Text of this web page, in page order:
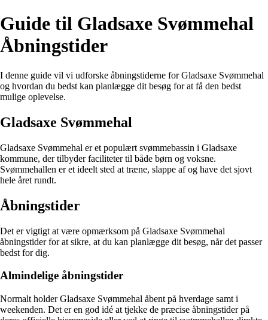
Guide til Gladsaxe Svømmehal
Åbningstider
I denne guide vil vi udforske åbningstiderne for Gladsaxe Svømmehal
og hvordan du bedst kan planlægge dit besøg for at få den bedst
mulige oplevelse.
Gladsaxe Svømmehal
Gladsaxe Svømmehal er et populært svømmebassin i Gladsaxe
kommune, der tilbyder faciliteter til både børn og voksne.
Svømmehallen er et ideelt sted at træne, slappe af og have det sjovt
hele året rundt.
Åbningstider
Det er vigtigt at være opmærksom på Gladsaxe Svømmehal
åbningstider for at sikre, at du kan planlægge dit besøg, når det passer
bedst for dig.
Almindelige åbningstider
Normalt holder Gladsaxe Svømmehal åbent på hverdage samt i
weekenden. Det er en god idé at tjekke de præcise åbningstider på